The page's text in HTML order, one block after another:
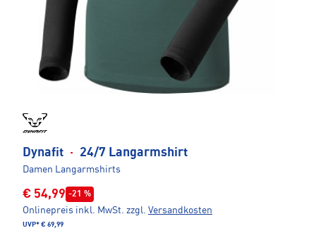
Dynafit · 24/7 Langarmshirt
Damen Langarmshirts
€ 54,99 -21 %
Onlinepreis inkl. MwSt. zzgl. Versandkosten
UVP* € 69,99